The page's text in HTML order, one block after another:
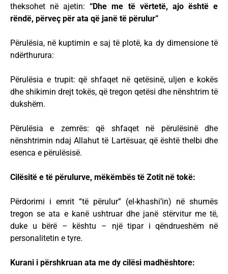
theksohet në ajetin:“Dhe me të vërtetë, ajo është e
rëndë, përveç për ata që janë të përulur”
Përulësia, në kuptimin e saj të plotë, ka dy dimensione të
ndërthurura:
Përulësia e trupit: që shfaqet në qetësinë, uljen e kokës
dhe shikimin drejt tokës, që tregon qetësi dhe nënshtrim të
dukshëm.
Përulësia e zemrës: që shfaqet në përulësinë dhe
nënshtrimin ndaj Allahut të Lartësuar, që është thelbi dhe
esenca e përulësisë.
Cilësitë e të përulurve, mëkëmbës të Zotit në tokë:
Përdorimi i emrit “të përulur” (el-khashi’in) në shumës
tregon se ata e kanë ushtruar dhe janë stërvitur me të,
duke u bërë – kështu – një tipar i qëndrueshëm në
personalitetin e tyre.
Kurani i përshkruan ata me dy cilësi madhështore: